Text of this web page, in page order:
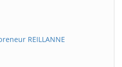
REILLANNE